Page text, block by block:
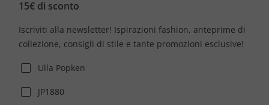
15€ di sconto
Iscriviti alla newsletter! Ispirazioni fashion, anteprime di
collezione, consigli di stile e tante promozioni esclusive!
Ulla Popken
JP1880